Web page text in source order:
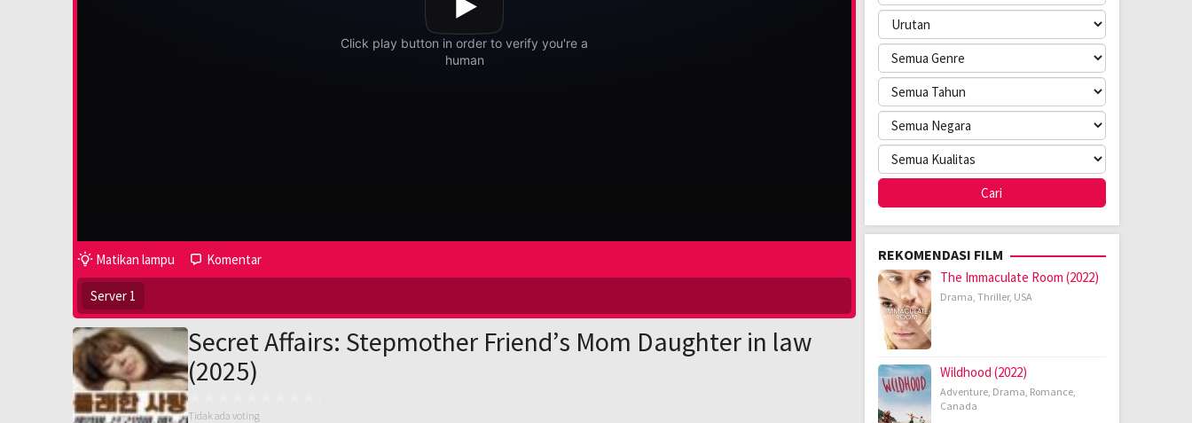
Matikan lampu Komentar
Server 1
Secret Affairs: Stepmother Friend’s Mom Daughter in law
(2025)
Tidak ada voting
REKOMENDASI FILM
The Immaculate Room (2022)
Drama, Thriller, USA
Wildhood (2022)
Adventure, Drama, Romance,
Canada